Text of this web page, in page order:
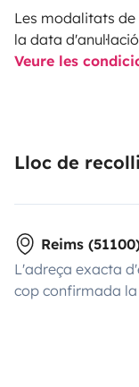
Les modalitats
la data
Veure les
Lloc de
Reims
L'adreça exacta
cop confirmada